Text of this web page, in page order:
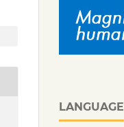
LANGUAGE